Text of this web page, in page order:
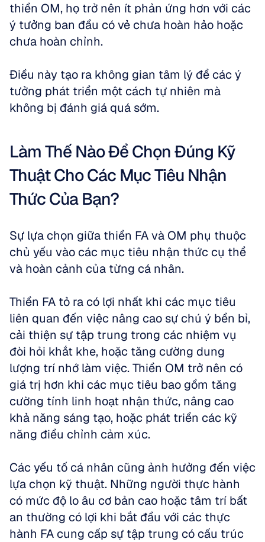
thiền OM, họ trở nên ít phản ứng hơn với các
ý tưởng ban đầu có vẻ chưa hoàn hảo hoặc
chưa hoàn chỉnh.
Điều này tạo ra không gian tâm lý để các ý
tưởng phát triển một cách tự nhiên mà
không bị đánh giá quá sớm.
Làm Thế Nào Để Chọn Đúng Kỹ
Thuật Cho Các Mục Tiêu Nhận
Thức Của Bạn?
Sự lựa chọn giữa thiền FA và OM phụ thuộc
chủ yếu vào các mục tiêu nhận thức cụ thể
và hoàn cảnh của từng cá nhân.
Thiền FA tỏ ra có lợi nhất khi các mục tiêu
liên quan đến việc nâng cao sự chú ý bền bỉ,
cải thiện sự tập trung trong các nhiệm vụ
đòi hỏi khắt khe, hoặc tăng cường dung
lượng trí nhớ làm việc. Thiền OM trở nên có
giá trị hơn khi các mục tiêu bao gồm tăng
cường tính linh hoạt nhận thức, nâng cao
khả năng sáng tạo, hoặc phát triển các kỹ
năng điều chỉnh cảm xúc.
Các yếu tố cá nhân cũng ảnh hưởng đến việc
lựa chọn kỹ thuật. Những người thực hành
có mức độ lo âu cơ bản cao hoặc tâm trí bất
an thường có lợi khi bắt đầu với các thực
hành FA cung cấp sự tập trung có cấu trúc